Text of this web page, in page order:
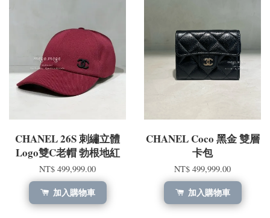
CHANEL 26S 刺繡立體
Logo雙C老帽 勃根地紅
NT$ 499,999.00
加入購物車
CHANEL Coco 黑金 雙層
卡包
NT$ 499,999.00
加入購物車